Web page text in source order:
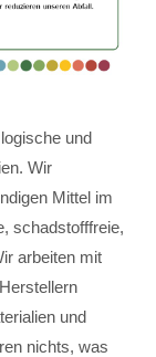
und
Wir
Mittel im
schadstofffreie,
arbeiten mit
und
nichts, was